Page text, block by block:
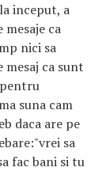
inceput, a
ca
nici sa
mesaj ca sunt
suna cam
daca are pe
sa
fac bani si tu